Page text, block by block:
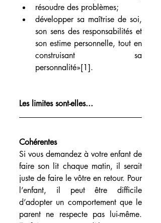
résoudre des problèmes;
développer sa maîtrise de soi,
son sens des responsabilités et
son estime personnelle, tout en
construisant sa
personnalité»[1].
Les limites sont-elles...
Cohérentes
Si vous demandez à votre enfant de
faire son lit chaque matin, il serait
juste de faire le vôtre en retour. Pour
l’enfant, il peut être difficile
d’adopter un comportement que le
parent ne respecte pas lui-même.